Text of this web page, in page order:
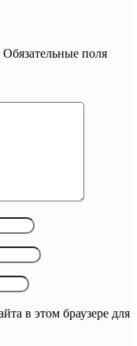
Обязательные поля
в этом браузере для